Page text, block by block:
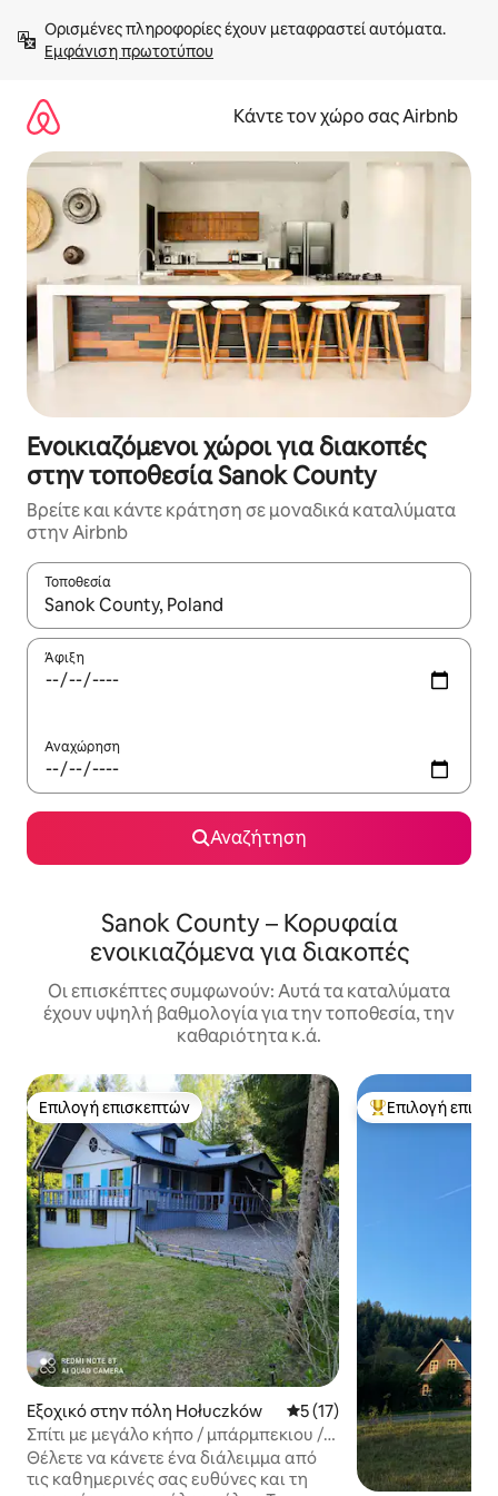
στο
περιεχόμενοΕμφάνιση πρωτοτύπου
Κάντε τον χώρο σας Airbnb
Ενοικιαζόμενοι χώροι για διακοπές
στην τοποθεσία Sanok County
Βρείτε και κάντε κράτηση σε μοναδικά καταλύματα
στην Airbnb
Τοποθεσία
Όταν τα αποτελέσματα είναι διαθέσιμα, μπορείτε να
Άφιξη
Αναχώρηση
Αναζήτηση
Sanok County – Κορυφαία
ενοικιαζόμενα για διακοπές
Οι επισκέπτες συμφωνούν: Αυτά τα καταλύματα
έχουν υψηλή βαθμολογία για την τοποθεσία, την
καθαριότητα κ.ά.
Επιλογή επισκεπτών
Επιλογή επισκεπτών
Εξοχικό στην πόλη Hołuczków Μέση βαθμολογία: 5 στα 5,
5 (17)
Σπίτι με μεγάλο κήπο / μπάρμπεκιου /
ποδήλατα / ξαπλώστρες
Θέλετε να κάνετε ένα διάλειμμα από
τις καθημερινές σας ευθύνες και τη
Κορυφαία
Επιλογή